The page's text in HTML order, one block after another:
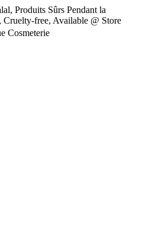
Produits Sûrs Pendant la
Cruelty-free, Available @ Store
Cosmeterie